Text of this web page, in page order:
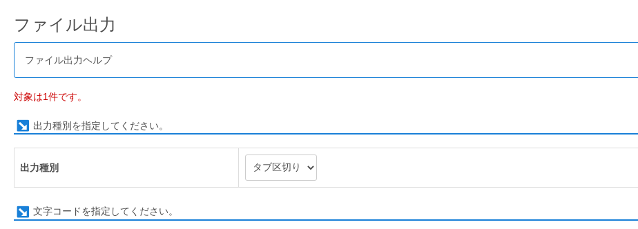
ファイル出力
ファイル出力ヘルプ
対象は1件です。
出力種別を指定してください。
出力種別
文字コードを指定してください。